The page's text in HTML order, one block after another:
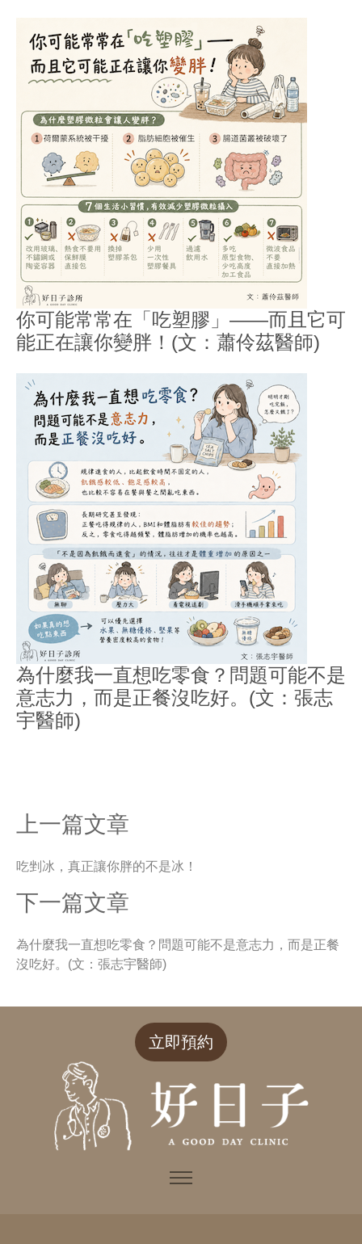
你可能常常在「吃塑膠」——而且它可
能正在讓你變胖！(文：蕭伶茲醫師)
為什麼我一直想吃零食？問題可能不是
意志力，而是正餐沒吃好。(文：張志
宇醫師)
上一篇文章
吃剉冰，真正讓你胖的不是冰！
下一篇文章
為什麼我一直想吃零食？問題可能不是意志力，而是正餐
沒吃好。(文：張志宇醫師)
立即預約